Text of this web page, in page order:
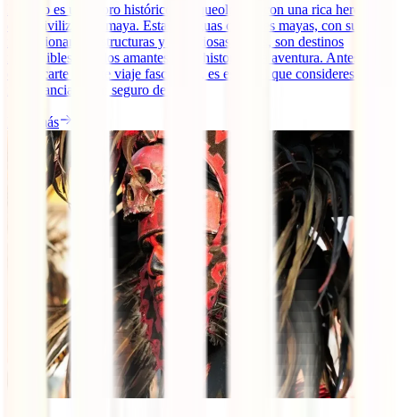
México es un tesoro histórico y arqueológico con una rica herencia
de la civilización maya. Estas antiguas ciudades mayas, con sus
impresionantes estructuras y misteriosas ruinas, son destinos
imperdibles para los amantes de la historia y la aventura. Antes de
embarcarte en este viaje fascinante, es esencial que consideres la
importancia de un seguro de [...]
Leer más